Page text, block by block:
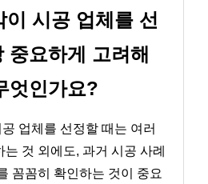
이 시공 업체를 선
중요하게 고려해
엇인가요?
업체를 선정할 때는 여러
것 외에도, 과거 시공 사례
꼼꼼히 확인하는 것이 중요